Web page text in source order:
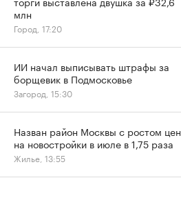
млн
Город, 17:20
ИИ начал выписывать штрафы за
борщевик в Подмосковье
Загород, 15:30
Назван район Москвы с ростом цен
на новостройки в июле в 1,75 раза
Жилье, 13:55